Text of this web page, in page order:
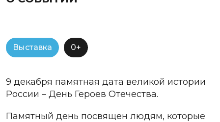
Выставка 0+
9 декабря памятная дата великой истории
России – День Героев Отечества.
Памятный день посвящен людям, которые